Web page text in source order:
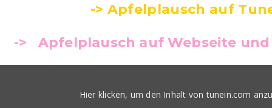
-> Apfelplausch auf
-> Apfelplausch auf Webseite und
Hier klicken, um den Inhalt von tunein.com